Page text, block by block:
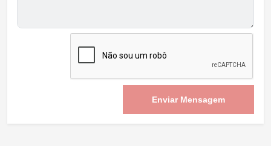
Enviar Mensagem